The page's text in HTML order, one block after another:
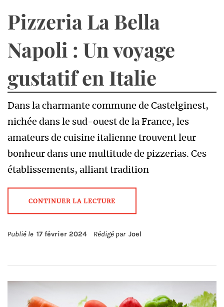
Pizzeria La Bella
Napoli : Un voyage
gustatif en Italie
Dans la charmante commune de Castelginest,
nichée dans le sud-ouest de la France, les
amateurs de cuisine italienne trouvent leur
bonheur dans une multitude de pizzerias. Ces
établissements, alliant tradition
CONTINUER LA LECTURE
Publié le 17 février 2024 Rédigé par Joel